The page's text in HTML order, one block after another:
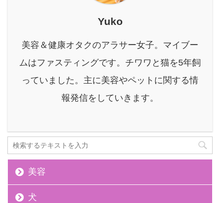
いつい手が伸びてしまい
す。 単なる美容ドリンク
としてだけでなく「健康
いう視点から、今後の可
能性に魅力を感じていま
Yuko
美容＆健康オタクのアラサー女子。マイブー
ムはファスティングです。チワワと猫を5年飼
っていました。主に美容やペットに関する情
報発信をしていきます。
美容
犬